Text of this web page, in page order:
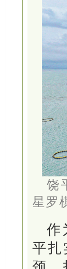
饶
星罗
作
平扎